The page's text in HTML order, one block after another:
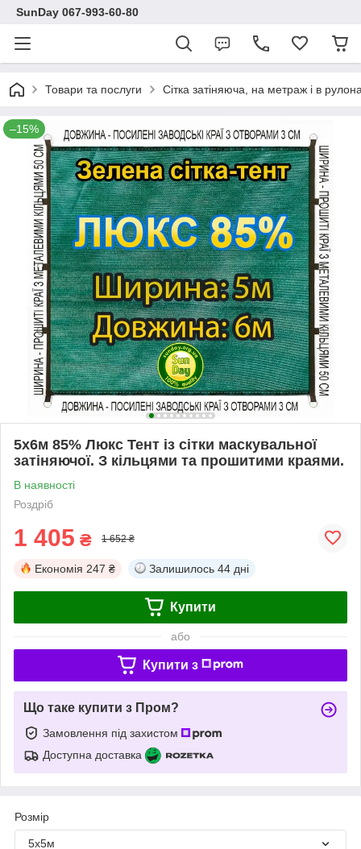
SunDay 067-993-60-80
Товари та послуги Сітка затіняюча, на метраж і в
–15%
5x6м 85% Люкс Тент із сітки маскувальної
затіняючої. З кільцями та прошитими краями.
В наявності
Роздріб
1 405 ₴ 1 652 ₴
Економія 247 ₴ Залишилось 44 дні
Купити
або
Купити з
Що таке купити з Пром?
Замовлення під захистом
Доступна доставка
Розмір
5x5м